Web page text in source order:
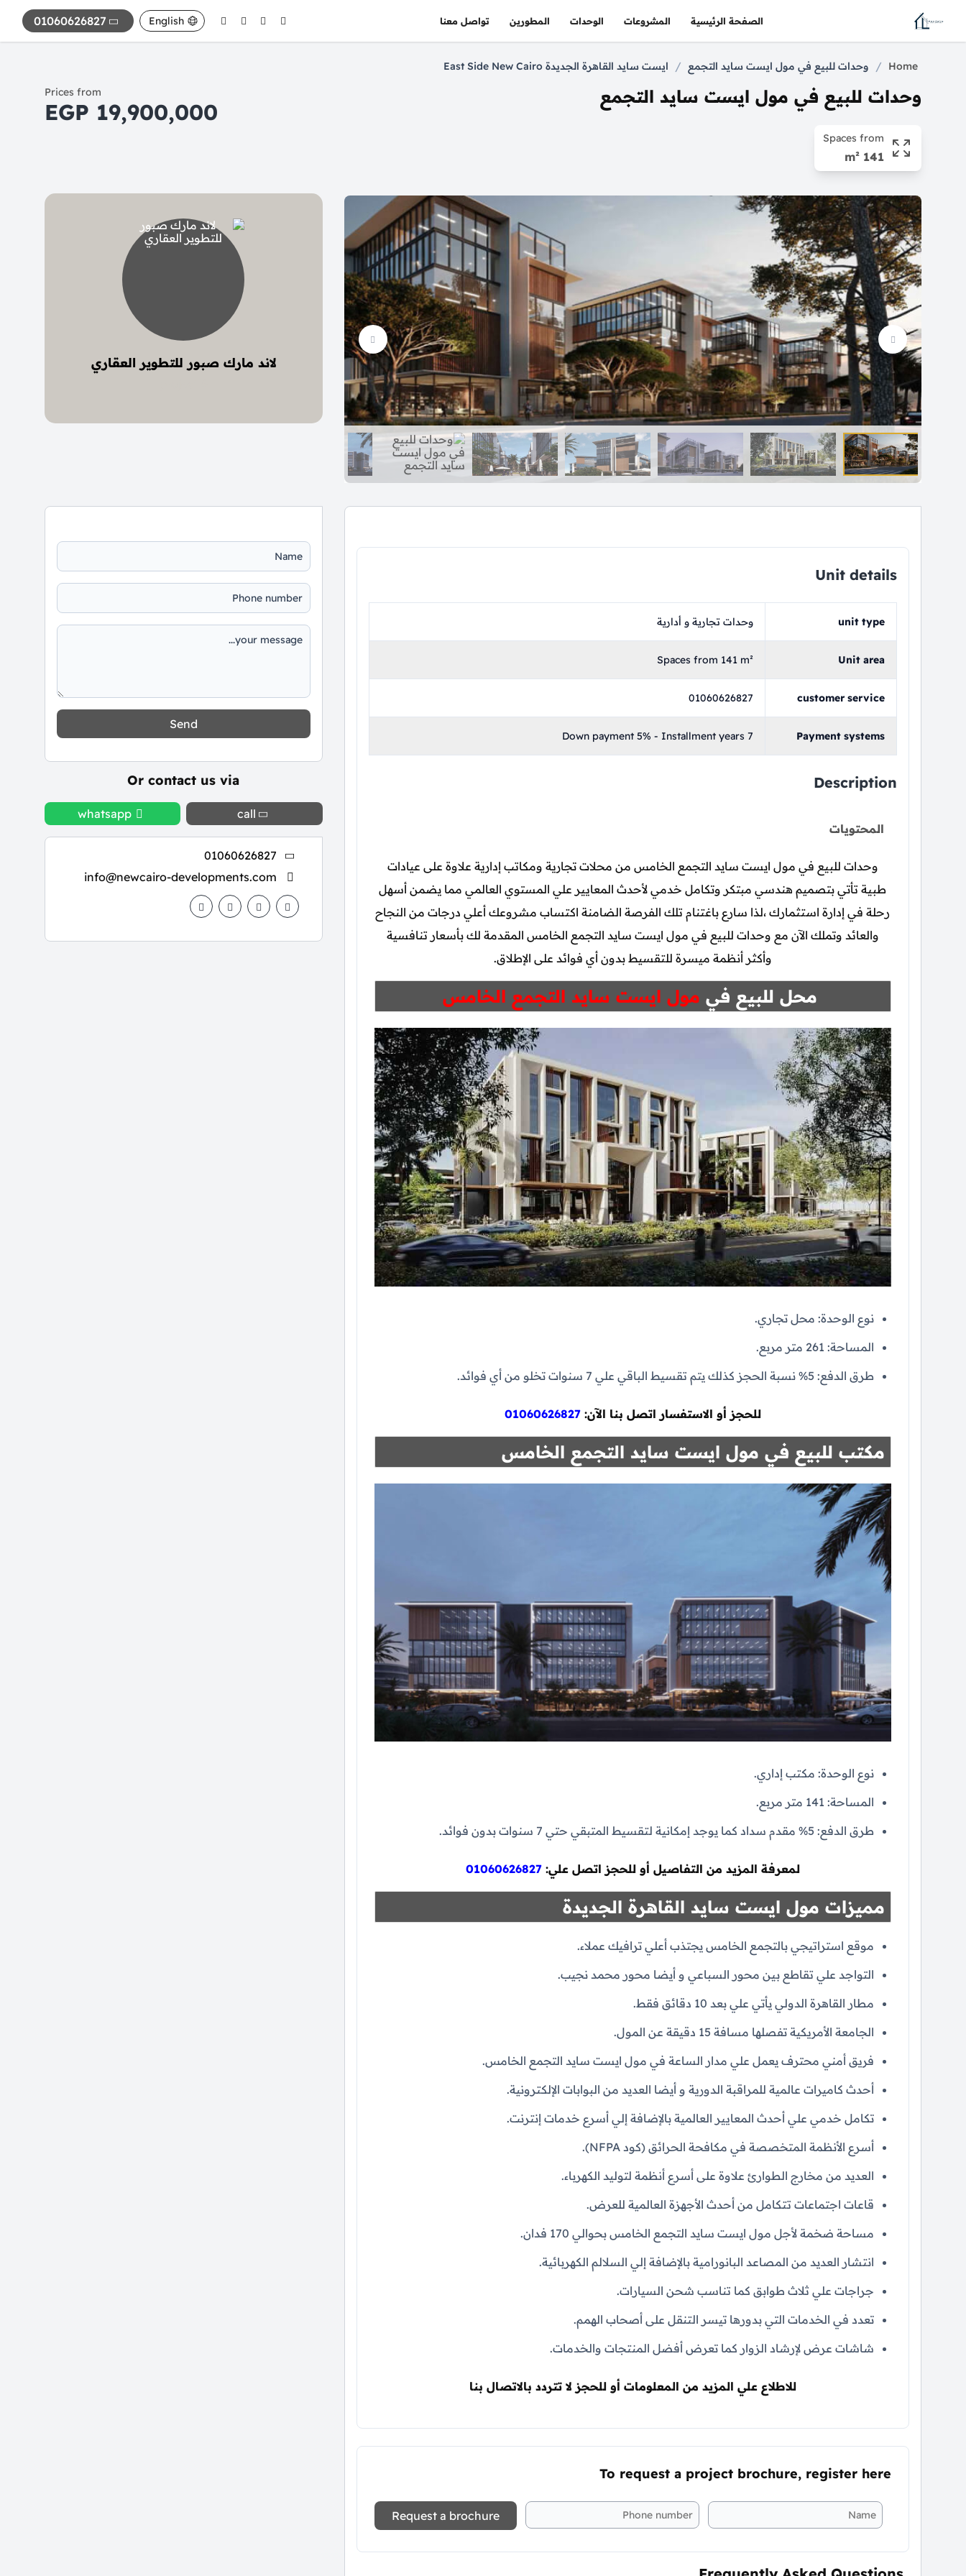
الصفحة الرئيسية المشروعات الوحدات المطورين تواصل معنا English
01060626827
Home
/ وحدات للبيع في مول ايست سايد التجمع / ايست سايد القاهرة الجديدة East Side New Cairo
وحدات للبيع في مول ايست سايد التجمع
Spaces from
141 m²
Prices from
19,900,000 EGP
لاند مارك صبور للتطوير العقاري
Unit details
unit type وحدات تجارية و أدارية
Unit area
Spaces from 141 m²
customer service
01060626827
Payment systems
Down payment 5% - Installment years 7
Description
المحتويات
وحدات للبيع في مول ايست سايد التجمع الخامس من محلات تجارية ومكاتب إدارية علاوة على عيادات
طبية تأتي بتصميم هندسي مبتكر وتكامل خدمي لأحدث المعايير علي المستوي العالمي مما يضمن أسهل
رحلة في إدارة استثمارك ،لذا سارع باغتنام تلك الفرصة الضامنة اكتساب مشروعك أعلي درجات من النجاح
والعائد وتملك الآن مع وحدات للبيع في مول ايست سايد التجمع الخامس المقدمة لك بأسعار تنافسية
وأكثر أنظمة ميسرة للتقسيط بدون أي فوائد على الإطلاق.
محل للبيع في مول ايست سايد التجمع الخامس
نوع الوحدة: محل تجاري.
المساحة: 261 متر مربع.
طرق الدفع: 5% نسبة الحجز كذلك يتم تقسيط الباقي علي 7 سنوات تخلو من أي فوائد.
للحجز أو الاستفسار اتصل بنا الآن:01060626827
مكتب للبيع في مول ايست سايد التجمع الخامس
نوع الوحدة: مكتب إداري.
المساحة: 141 متر مربع.
طرق الدفع: 5% مقدم سداد كما يوجد إمكانية لتقسيط المتبقي حتي 7 سنوات بدون فوائد.
لمعرفة المزيد من التفاصيل أو للحجز اتصل علي:01060626827
مميزات مول ايست سايد القاهرة الجديدة
موقع استراتيجي بالتجمع الخامس يجتذب أعلي ترافيك عملاء.
التواجد علي تقاطع بين محور السباعي و أيضا محور محمد نجيب.
مطار القاهرة الدولي يأتي علي بعد 10 دقائق فقط.
الجامعة الأمريكية تفصلها مسافة 15 دقيقة عن المول.
فريق أمني محترف يعمل علي مدار الساعة في مول ايست سايد التجمع الخامس.
أحدث كاميرات عالمية للمراقبة الدورية و أيضا العديد من البوابات الإلكترونية.
تكامل خدمي علي أحدث المعايير العالمية بالإضافة إلي أسرع خدمات إنترنت.
أسرع الأنظمة المتخصصة في مكافحة الحرائق (كود NFPA).
العديد من مخارج الطوارئ علاوة على أسرع أنظمة لتوليد الكهرباء.
قاعات اجتماعات تتكامل من أحدث الأجهزة العالمية للعرض.
مساحة ضخمة لأجل مول ايست سايد التجمع الخامس بحوالي 170 فدان.
انتشار العديد من المصاعد البانورامية بالإضافة إلي السلالم الكهربائية.
جراجات علي ثلاث طوابق كما تناسب شحن السيارات.
تعدد في الخدمات التي بدورها تيسر التنقل على أصحاب الهمم.
شاشات عرض لإرشاد الزوار كما تعرض أفضل المنتجات والخدمات.
للاطلاع علي المزيد من المعلومات أو للحجز لا تتردد بالاتصال بنا
To request a project brochure, register here
Request a brochure
Send
Or contact us via
call
whatsapp
01060626827
info@newcairo-developments.com